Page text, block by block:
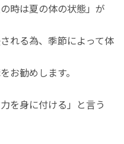
時は夏の体の状態」が
れる為、季節によって体
お勧めします。
を身に付ける」と言う